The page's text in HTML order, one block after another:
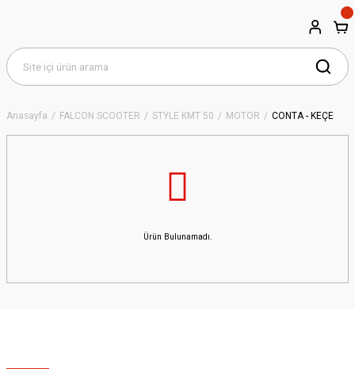
Anasayfa FALCON SCOOTER STYLE KMT 50 MOTOR CONTA - KEÇE
Ürün Bulunamadı.